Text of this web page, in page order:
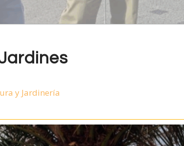
y Jardinería